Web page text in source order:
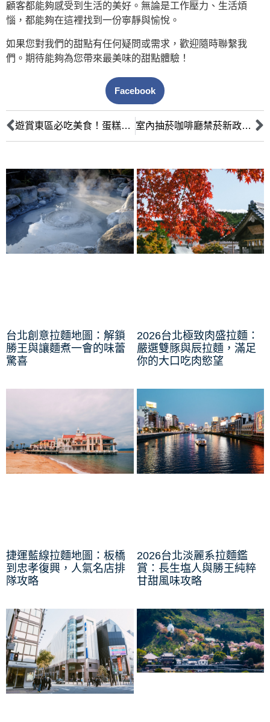
顧客都能夠感受到生活的美好。無論是工作壓力、生活煩
惱，都能夠在這裡找到一份寧靜與愉悅。
如果您對我們的甜點有任何疑問或需求，歡迎隨時聯繫我
們。期待能夠為您帶來最美味的甜點體驗！
Facebook
遊賞東區必吃美食！蛋糕吃到飽店家一覽 室內抽菸咖啡廳禁菸新政，如何提升經營效益？
台北創意拉麵地圖：解鎖
勝王與讓麵煮一會的味蕾
驚喜
2026台北極致肉盛拉麵：
嚴選雙豚與辰拉麵，滿足
你的大口吃肉慾望
捷運藍線拉麵地圖：板橋
到忠孝復興，人氣名店排
隊攻略
2026台北淡麗系拉麵鑑
賞：長生塩人與勝王純粹
甘甜風味攻略